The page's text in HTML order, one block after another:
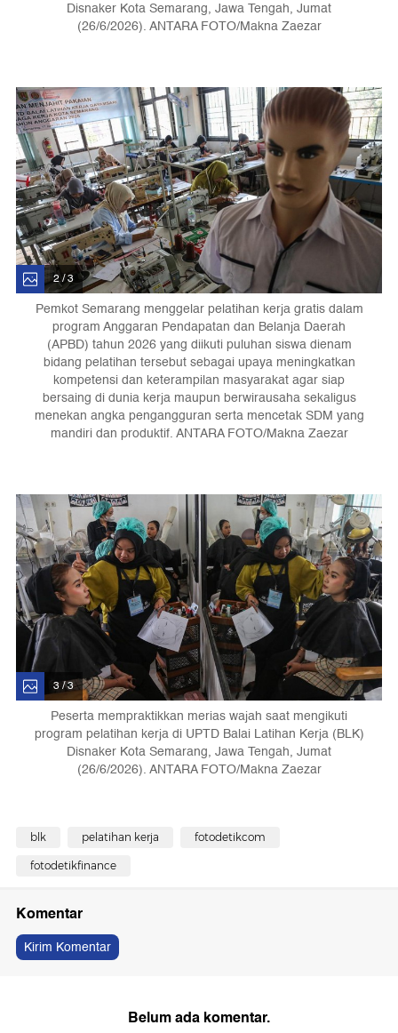
Disnaker Kota Semarang, Jawa Tengah, Jumat
(26/6/2026). ANTARA FOTO/Makna Zaezar
2 / 3
Pemkot Semarang menggelar pelatihan kerja gratis dalam
program Anggaran Pendapatan dan Belanja Daerah
(APBD) tahun 2026 yang diikuti puluhan siswa dienam
bidang pelatihan tersebut sebagai upaya meningkatkan
kompetensi dan keterampilan masyarakat agar siap
bersaing di dunia kerja maupun berwirausaha sekaligus
menekan angka pengangguran serta mencetak SDM yang
mandiri dan produktif. ANTARA FOTO/Makna Zaezar
3 / 3
Peserta mempraktikkan merias wajah saat mengikuti
program pelatihan kerja di UPTD Balai Latihan Kerja (BLK)
Disnaker Kota Semarang, Jawa Tengah, Jumat
(26/6/2026). ANTARA FOTO/Makna Zaezar
blk pelatihan kerja fotodetikcom
fotodetikfinance
Komentar
Kirim Komentar
Belum ada komentar.